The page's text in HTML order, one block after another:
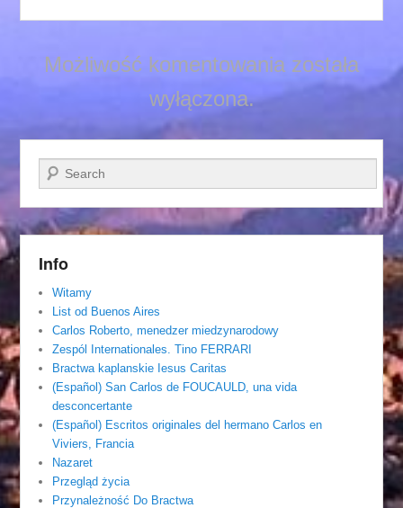
Możliwość komentowania została
wyłączona.
Szukaj
Info
Witamy
List od Buenos Aires
Carlos Roberto, menedzer miedzynarodowy
Zespól Internationales. Tino FERRARI
Bractwa kaplanskie Iesus Caritas
(Español) San Carlos de FOUCAULD, una vida
desconcertante
(Español) Escritos originales del hermano Carlos en
Viviers, Francia
Nazaret
Przegląd życia
Przynależność Do Bractwa